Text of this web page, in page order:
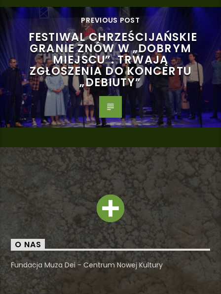
PREVIOUS POST
FESTIWAL CHRZEŚCIJAŃSKIE
GRANIE ZNÓW W „DOBRYM
MIEJSCU”. TRWAJĄ
ZGŁOSZENIA DO KONCERTU
„DEBIUTY”
O NAS
Fundacja Muza Dei - Centrum Nowej Kultury